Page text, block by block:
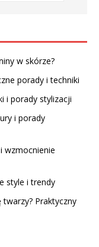
w skórze?
porady i techniki
i porady stylizacji
i porady
wzmocnienie
style i trendy
twarzy? Praktyczny